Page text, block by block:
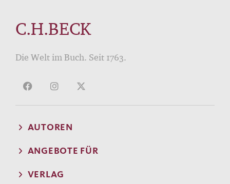
C.H.BECK
Die Welt im Buch. Seit 1763.
AUTOREN
ANGEBOTE FÜR
VERLAG